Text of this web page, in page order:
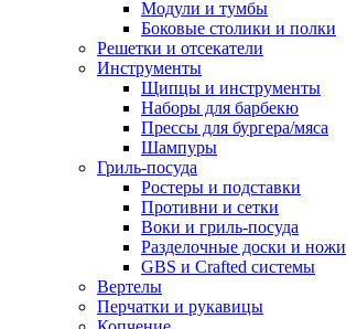
Модули и тумбы
Боковые столики и полки
Решетки и отсекатели
Инструменты
Щипцы и инструменты
Наборы для барбекю
Прессы для бургера/мяса
Шампуры
Гриль-посуда
Ростеры и подставки
Противни и сетки
Воки и гриль-посуда
Разделочные доски и ножи
GBS и Crafted системы
Вертелы
Перчатки и рукавицы